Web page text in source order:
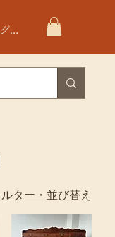
イン
ター・並び替え